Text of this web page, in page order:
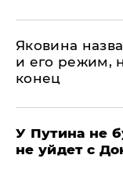
Яковина
и его режим,
конец
У Путина не
не уйдет с